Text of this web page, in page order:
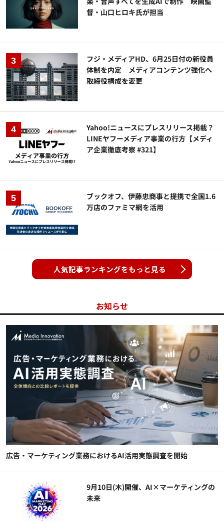
督・山口ヒロキ氏が担当
フジ・メディアHD、6月25日付の新役員
体制を内定 メディアコンテンツ強化へ
取締役構成を変更
Yahoo!ニュースにプレスリリース掲載？
LINEヤフーメディア事業の行方【メディ
ア企業徹底考察 #321】
ブックオフ、伊藤忠商事と提携で全国1.6
万店のファミマ網を活用
人気記事ランキングをもっと見る
お知らせ
広告・マーケティング業務におけるAI活用実態調査を開始
9月10日(木)開催、AI×マーケティングの
未来